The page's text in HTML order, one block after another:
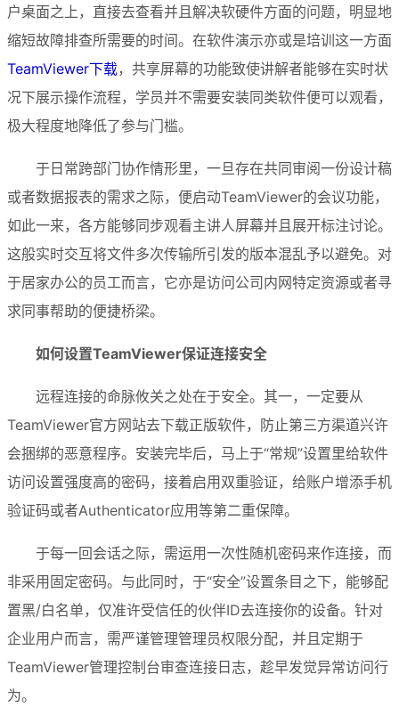
户桌面之上，直接去查看并且解决软硬件方面的问题，明显地
缩短故障排查所需要的时间。在软件演示亦或是培训这一方面
TeamViewer下载，共享屏幕的功能致使讲解者能够在实时状
况下展示操作流程，学员并不需要安装同类软件便可以观看，
极大程度地降低了参与门槛。
于日常跨部门协作情形里，一旦存在共同审阅一份设计稿
或者数据报表的需求之际，便启动TeamViewer的会议功能，
如此一来，各方能够同步观看主讲人屏幕并且展开标注讨论。
这般实时交互将文件多次传输所引发的版本混乱予以避免。对
于居家办公的员工而言，它亦是访问公司内网特定资源或者寻
求同事帮助的便捷桥梁。
如何设置TeamViewer保证连接安全
远程连接的命脉攸关之处在于安全。其一，一定要从
TeamViewer官方网站去下载正版软件，防止第三方渠道兴许
会捆绑的恶意程序。安装完毕后，马上于“常规”设置里给软件
访问设置强度高的密码，接着启用双重验证，给账户增添手机
验证码或者Authenticator应用等第二重保障。
于每一回会话之际，需运用一次性随机密码来作连接，而
非采用固定密码。与此同时，于“安全”设置条目之下，能够配
置黑/白名单，仅准许受信任的伙伴ID去连接你的设备。针对
企业用户而言，需严谨管理管理员权限分配，并且定期于
TeamViewer管理控制台审查连接日志，趁早发觉异常访问行
为。